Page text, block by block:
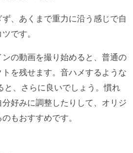
、あくまで重力に沿う感じで自
です。
の動画を撮り始めると、普通の
を残せます。音ハメするような
と、さらに良いでしょう。慣れ
好みに調整したりして、オリジ
もおすすめです。